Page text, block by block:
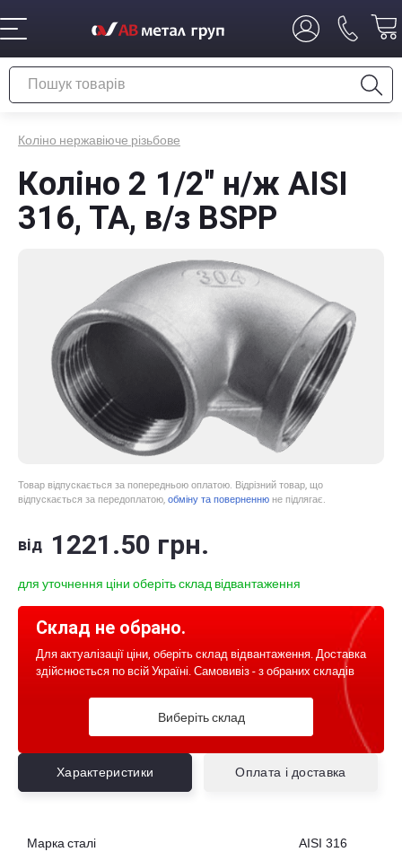
Коліно нержавіюче різьбове
Коліно 2 1/2" н/ж AISI
316, TA, в/з BSPP
Товар відпускається за попередньою оплатою. Відрізний товар, що
відпускається за передоплатою, обміну та поверненню не підлягає.
від 1221 .50 грн.
для уточнення ціни оберіть склад відвантаження
Склад не обрано.
Для актуалізації ціни, оберіть склад відвантаження. Доставка
здійснюється по всій Україні. Самовивіз - з обраних складів
Виберіть склад
Характеристики Оплата і доставка
Марка сталі AISI 316